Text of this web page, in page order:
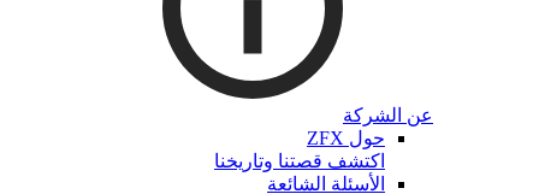
عن الشركة
حول ZFX
اكتشف قصتنا وتاريخنا
الأسئلة الشائعة